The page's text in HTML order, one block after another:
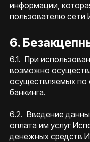
информации,
пользователю сети
6.
6.1. При
возможно
осуществляемых по
банкинга.
6.2. Введение
оплата им услуг
денежных средств